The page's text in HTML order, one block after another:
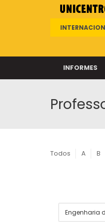
INFORMES
Todos A B
Engenharia